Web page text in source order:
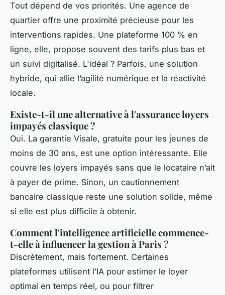
Tout dépend de vos priorités. Une agence de
quartier offre une proximité précieuse pour les
interventions rapides. Une plateforme 100 % en
ligne, elle, propose souvent des tarifs plus bas et
un suivi digitalisé. L'idéal ? Parfois, une solution
hybride, qui allie l’agilité numérique et la réactivité
locale.
Existe-t-il une alternative à l'assurance loyers
impayés classique ?
Oui. La garantie Visale, gratuite pour les jeunes de
moins de 30 ans, est une option intéressante. Elle
couvre les loyers impayés sans que le locataire n’ait
à payer de prime. Sinon, un cautionnement
bancaire classique reste une solution solide, même
si elle est plus difficile à obtenir.
Comment l'intelligence artificielle commence-
t-elle à influencer la gestion à Paris ?
Discrètement, mais fortement. Certaines
plateformes utilisent l’IA pour estimer le loyer
optimal en temps réel, ou pour filtrer